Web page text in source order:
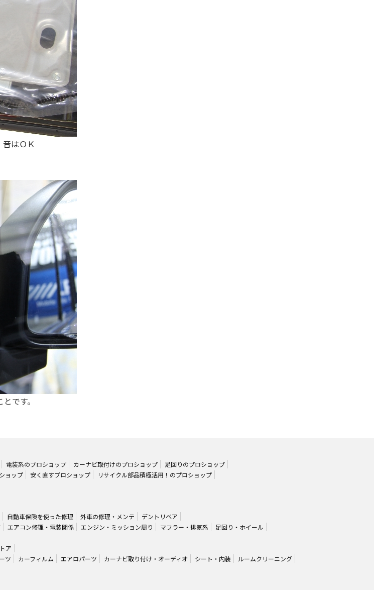
はＯＫ
です。
電装系のプロショップ カーナビ取付けのプロショップ
足回りのプロショップ
ョップ 安く直すプロショップ
リサイクル部品積極活用！のプロショップ
自動車保険を使った修理 外車の修理・メンテ
デントリペア
エアコン修理・電装関係 エンジン・ミッション周り マフラー・排気系
足回り・ホイール
ア
ツ カーフィルム エアロパーツ カーナビ取り付け・オーディオ シート・内装
ルームクリーニング